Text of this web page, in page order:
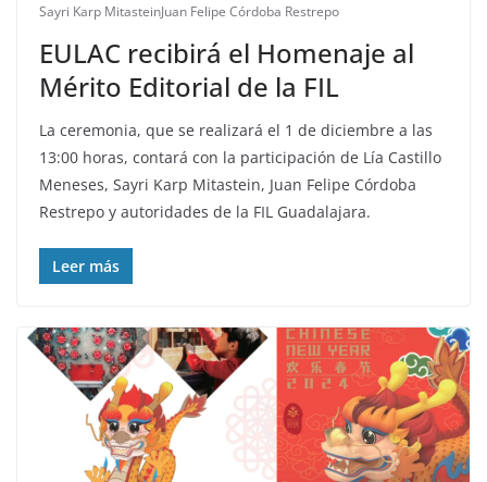
Sayri Karp MitasteinJuan Felipe Córdoba Restrepo
EULAC recibirá el Homenaje al
Mérito Editorial de la FIL
La ceremonia, que se realizará el 1 de diciembre a las
13:00 horas, contará con la participación de Lía Castillo
Meneses, Sayri Karp Mitastein, Juan Felipe Córdoba
Restrepo y autoridades de la FIL Guadalajara.
Leer más